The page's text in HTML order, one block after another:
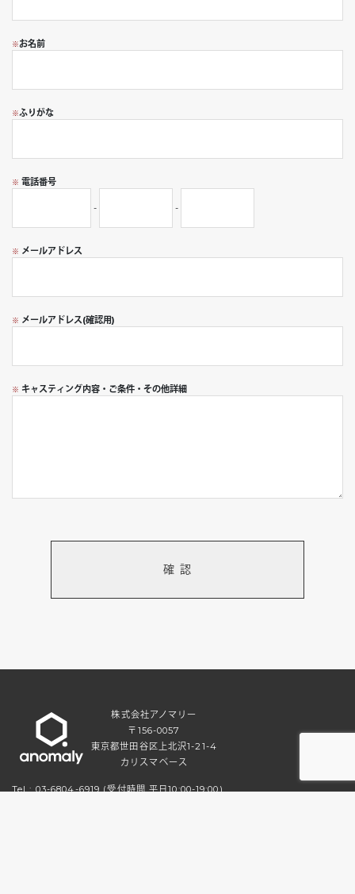
※お名前
※ふりがな
※ 電話番号
- -
※ メールアドレス
※ メールアドレス(確認用)
※ キャスティング内容・ ご条件・その他詳細
確 認
株式会社アノマリー
〒156-0057
東京都世田谷区上北沢1-21-4
カリスマベース
Tel :03-6804-6919(受付時間 平日10:00-19:00)